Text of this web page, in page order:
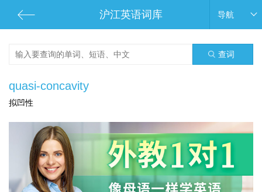
沪江英语词库 导航
查词
quasi-concavity
拟凹性